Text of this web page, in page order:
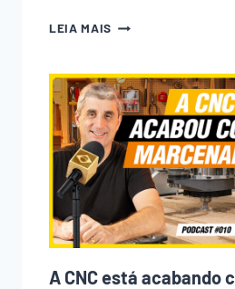
LEIA MAIS 10
TODO
INICIANTE
NA
MARCENARIA
COMETE
(E
COMO
EVITAR
CADA
UM
DELES)
A CNC está acabando